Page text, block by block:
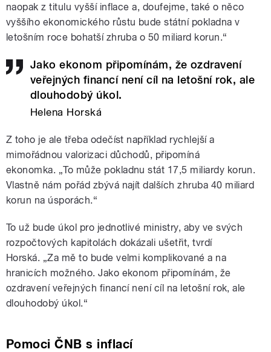
naopak z titulu vyšší inflace a, doufejme, také o něco
vyššího ekonomického růstu bude státní pokladna v
letošním roce bohatší zhruba o 50 miliard korun.“
Jako ekonom připomínám, že ozdravení
veřejných financí není cíl na letošní rok, ale
dlouhodobý úkol.
Helena Horská
Z toho je ale třeba odečíst například rychlejší a
mimořádnou valorizaci důchodů, připomíná
ekonomka. „To může pokladnu stát 17,5 miliardy korun.
Vlastně nám pořád zbývá najít dalších zhruba 40 miliard
korun na úsporách.“
To už bude úkol pro jednotlivé ministry, aby ve svých
rozpočtových kapitolách dokázali ušetřit, tvrdí
Horská. „Za mě to bude velmi komplikované a na
hranicích možného. Jako ekonom připomínám, že
ozdravení veřejných financí není cíl na letošní rok, ale
dlouhodobý úkol.“
Pomoci ČNB s inflací